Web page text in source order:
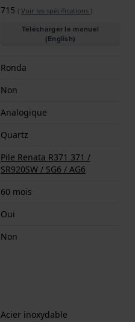
715 ( Voir les spécifications )
Télécharger le manuel
(English)
Ronda
Non
Analogique
Quartz
Pile Renata R371 371 /
SR920SW / SG6 / AG6
60 mois
Oui
Non
Acier inoxydable